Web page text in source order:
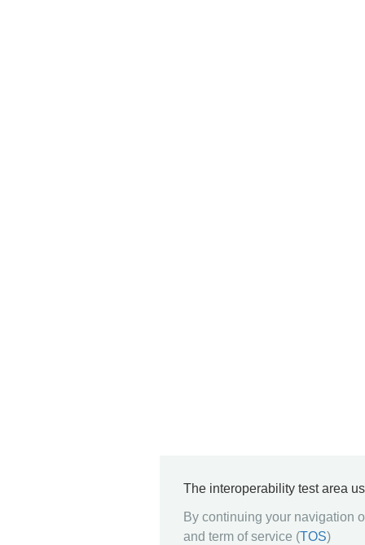
The interoperability test area
By continuing your navigation
and term of service (TOS)